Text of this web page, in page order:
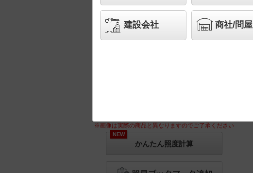
※画像は実際の商品と異なりますのでご了承ください
NEW
かんたん照度計算
建設会社 商社/問屋